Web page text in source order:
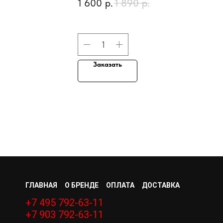
KYDRACREME hair
cream
1 600 р.1 890 р.
Заказать
ГЛАВНАЯ О БРЕНДЕ ОПЛАТА ДОСТАВКА
+7 495 792-63-11
+7 903 792-63-11